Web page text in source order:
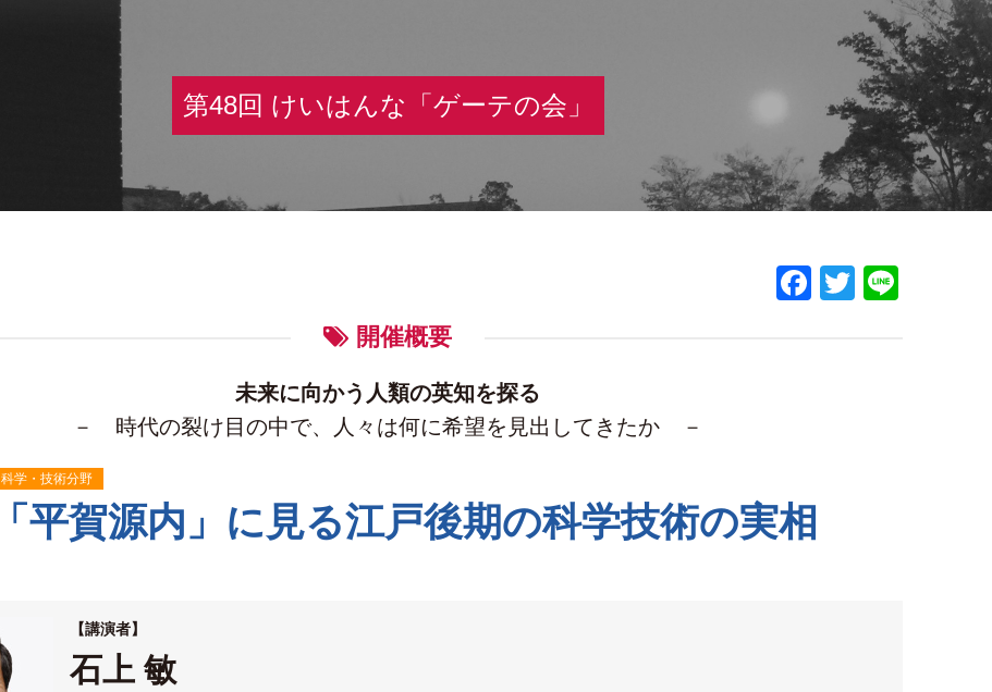
第48回 けいはんな「ゲーテの会」
Facebook
Twitter
開催概要
未来に向かう人類の英知を探る
－ 時代の裂け目の中で、人々は何に希望を見出してきたか －
科学・技術分野
「平賀源内」に見る江戸後期の科学技術の実相
【講演者】
石上 敏